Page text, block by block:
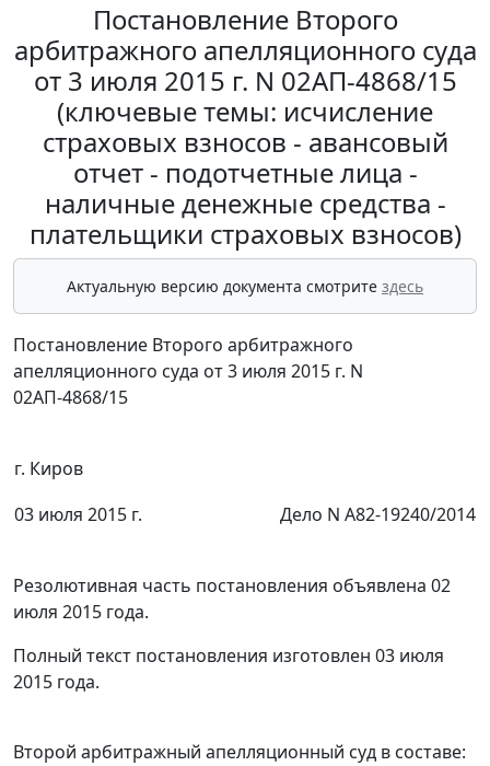
Постановление Второго
арбитражного апелляционного суда
от 3 июля 2015 г. N 02АП-4868/15
(ключевые темы: исчисление
страховых взносов - авансовый
отчет - подотчетные лица -
наличные денежные средства -
плательщики страховых взносов)
Актуальную версию документа смотрите здесь
Постановление Второго арбитражного
апелляционного суда от 3 июля 2015 г. N
02АП-4868/15
г. Киров
03 июля 2015 г.
Дело N А82-19240/2014
Резолютивная часть постановления объявлена 02
июля 2015 года.
Полный текст постановления изготовлен 03 июля
2015 года.
Второй арбитражный апелляционный суд в составе: